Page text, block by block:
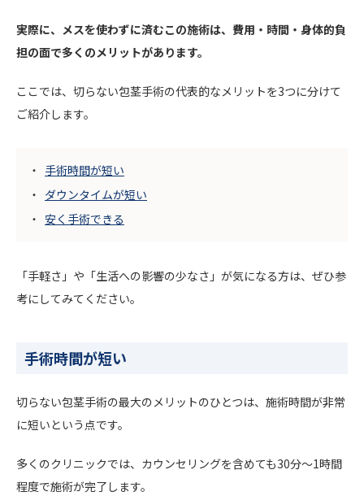
実際に、メスを使わずに済むこの施術は、費用・時間・身体的負
担の面で多くのメリットがあります。
ここでは、切らない包茎手術の代表的なメリットを3つに分けて
ご紹介します。
手術時間が短い
ダウンタイムが短い
安く手術できる
「手軽さ」や「生活への影響の少なさ」が気になる方は、ぜひ参
考にしてみてください。
手術時間が短い
切らない包茎手術の最大のメリットのひとつは、施術時間が非常
に短いという点です。
多くのクリニックでは、カウンセリングを含めても30分〜1時間
程度で施術が完了します。